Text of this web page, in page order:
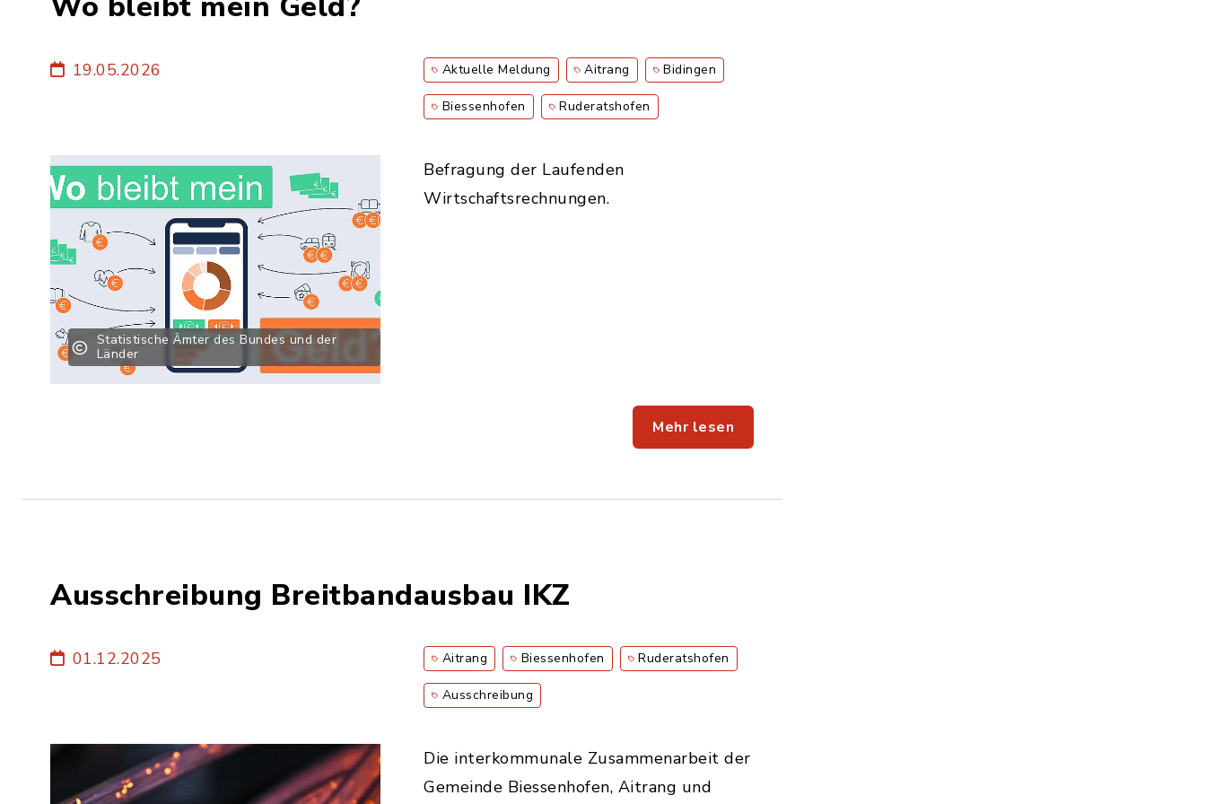
19.05.2026 Aktuelle Meldung Aitrang Bidingen
Biessenhofen Ruderatshofen
Statistische Ämter des Bundes und der
Länder
Befragung der Laufenden
Wirtschaftsrechnungen.
Mehr lesen
Ausschreibung Breitbandausbau IKZ
01.12.2025 Aitrang Biessenhofen Ruderatshofen
Ausschreibung
Die interkommunale Zusammenarbeit der
Gemeinde Biessenhofen, Aitrang und